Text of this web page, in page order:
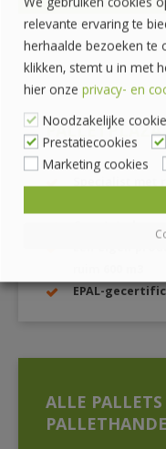
Specialist met
Grootste
EPAL-
ALLE
relevante ervaring te
herhaalde bezoeken te
klikken, stemt u in met
hier onze privacy- en
Noodzakelijke
Prestatiecookies
Marketing cookies